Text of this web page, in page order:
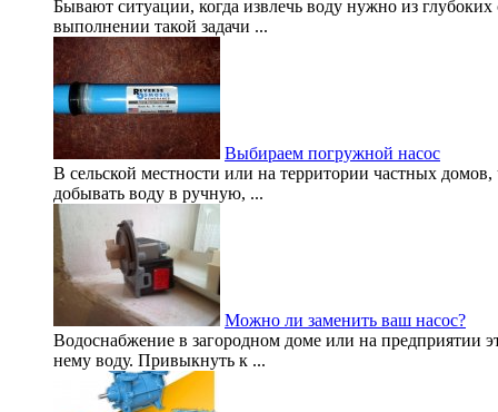
Бывают ситуации, когда извлечь воду нужно из
выполнении такой задачи ...
Выбираем погружной насос
В сельской местности или на территории частных
добывать воду в ручную, ...
Можно ли заменить ваш насос?
Водоснабжение в загородном доме или на предприятии
нему воду. Привыкнуть к ...